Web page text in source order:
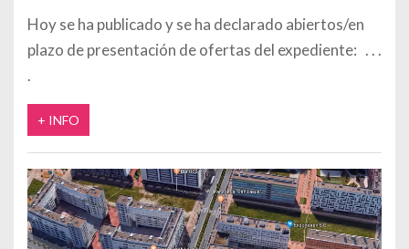
Hoy se ha publicado y se ha declarado abiertos/en
plazo de presentación de ofertas del expediente:
+ INFO